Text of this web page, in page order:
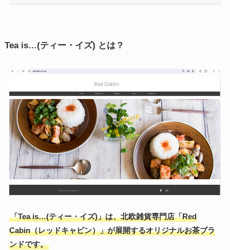
Tea is…(ティー・イズ) とは？
「Tea is…(ティー・イズ)」は、北欧雑貨専門店「Red
Cabin（レッドキャビン）」が展開するオリジナルお茶ブラ
ンドです。